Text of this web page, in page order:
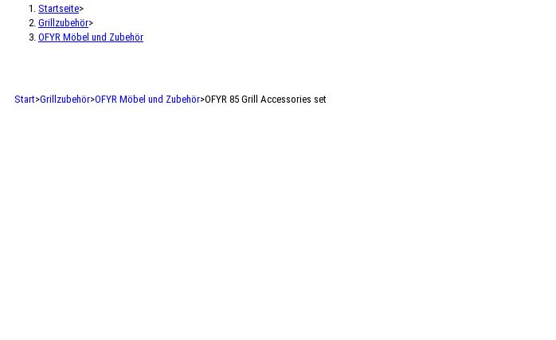
Startseite>
Grillzubehör>
OFYR Möbel und Zubehör
Start>Grillzubehör>OFYR Möbel und Zubehör>OFYR 85 Grill Accessories set